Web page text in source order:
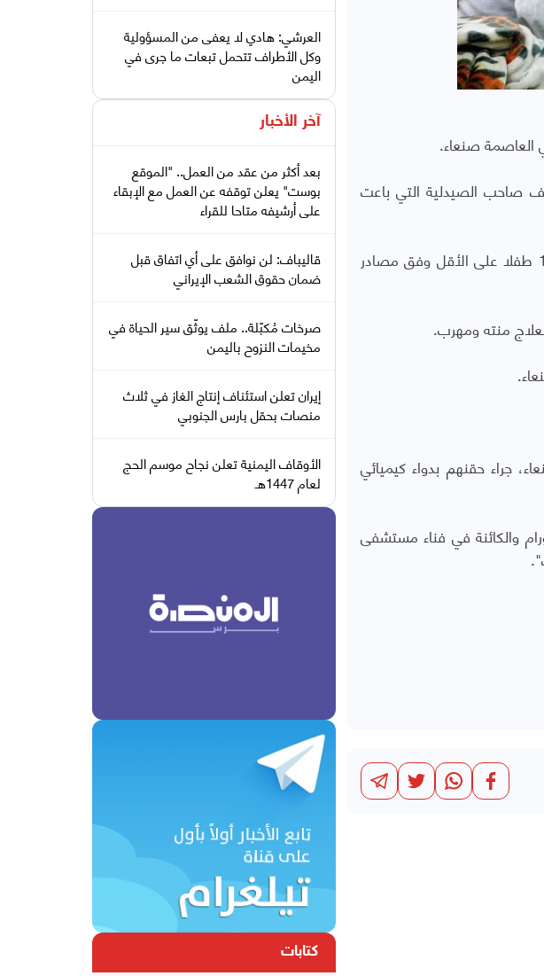
العاصمة صنعاء.
صاحب الصيدلية التي باعت
وأبدت استغرابها لعدم قيام النائب العام في صنعاء بالتحقيقات في القضية (التي أودت ب17 طفلا على الأقل وفق مصادر
منته ومهرب.
جراء حقنهم بدواء كيميائي
الأورام والكائنة في فناء مستشفى
العرشي: هادي لا يعفى من المسؤولية
وكل الأطراف تتحمل تبعات ما جرى في
اليمن
آخر الأخبار
بعد أكثر من عقد من العمل.. "الموقع
بوست" يعلن توقفه عن العمل مع الإبقاء
على أرشيفه متاحا للقراء
قاليباف: لن نوافق على أي اتفاق قبل
ضمان حقوق الشعب الإيراني
صرخات مُكبّلة.. ملف يوثّق سير الحياة في
مخيمات النزوح باليمن
إيران تعلن استئناف إنتاج الغاز في ثلاث
منصات بحقل بارس الجنوبي
الأوقاف اليمنية تعلن نجاح موسم الحج
لعام 1447هـ
كتابات